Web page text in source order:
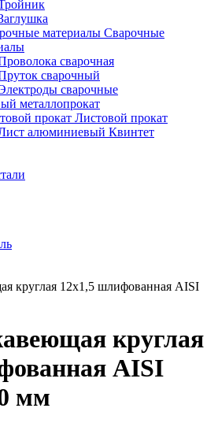
Сварочные
сварочная
сварочный
сварочные
металлопрокат
Листовой прокат
алюминиевый Квинтет
круглая 12х1,5 шлифованная AISI
круглая
AISI
мм